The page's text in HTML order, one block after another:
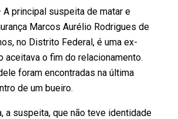
principal suspeita de matar e
Marcos Aurélio Rodrigues de
no Distrito Federal, é uma ex-
aceitava o fim do relacionamento.
foram encontradas na última
de um bueiro.
a suspeita, que não teve identidade